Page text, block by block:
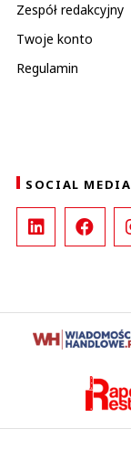
Zespół redakcyjny
Twoje konto
Regulamin
SOCIAL MEDIA